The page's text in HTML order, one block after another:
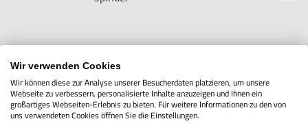
IN DEN WARENKORB
Produktbeschreibung
Wir verwenden Cookies
Wir können diese zur Analyse unserer Besucherdaten platzieren, um unsere
Webseite zu verbessern, personalisierte Inhalte anzuzeigen und Ihnen ein
großartiges Webseiten-Erlebnis zu bieten. Für weitere Informationen zu den von
uns verwendeten Cookies öffnen Sie die Einstellungen.